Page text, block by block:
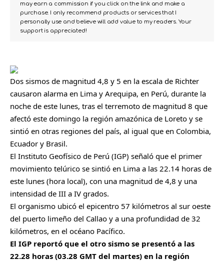
may earn a commission if you click on the link and make a
purchase. I only recommend products or services that I
personally use and believe will add value to my readers. Your
support is appreciated!
Dos sismos de magnitud 4,8 y 5 en la escala de Richter
causaron alarma en Lima y Arequipa, en Perú, durante la
noche de este lunes, tras el terremoto de magnitud 8 que
afectó este domingo la región amazónica de Loreto y se
sintió en otras regiones del país, al igual que en Colombia,
Ecuador y Brasil.
El Instituto Geofísico de Perú (IGP) señaló que el primer
movimiento telúrico se sintió en Lima a las 22.14 horas de
este lunes (hora local), con una magnitud de 4,8 y una
intensidad de III a IV grados.
El organismo ubicó el epicentro 57 kilómetros al sur oeste
del puerto limeño del Callao y a una profundidad de 32
kilómetros, en el océano Pacífico.
El IGP reportó que el otro sismo se presentó a las
22.28 horas (03.28 GMT del martes) en la región